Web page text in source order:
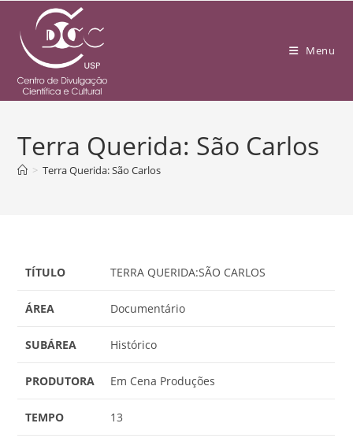
Menu
Terra Querida: São Carlos
> Terra Querida: São Carlos
TÍTULO TERRA QUERIDA:SÃO CARLOS
ÁREA Documentário
SUBÁREA Histórico
PRODUTORA Em Cena Produções
TEMPO 13